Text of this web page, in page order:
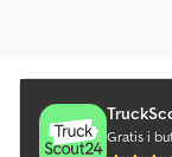
Gratis i